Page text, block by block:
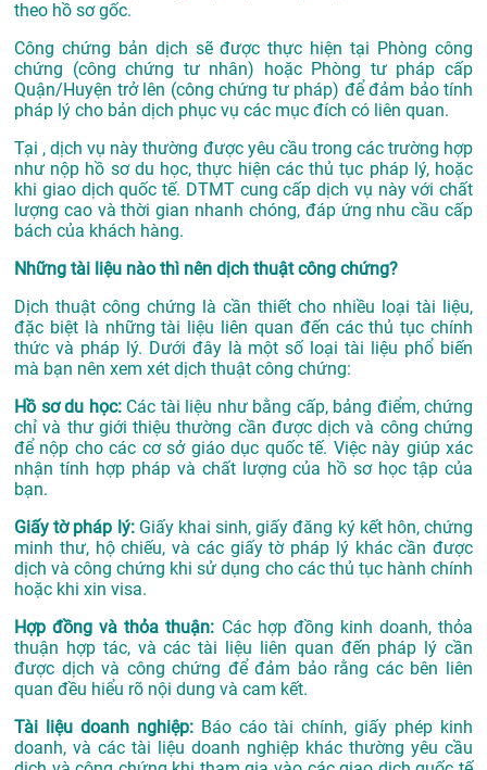
theo hồ sơ gốc.
Công chứng bản dịch sẽ được thực hiện tại Phòng công
chứng (công chứng tư nhân) hoặc Phòng tư pháp cấp
Quận/Huyện trở lên (công chứng tư pháp) để đảm bảo tính
pháp lý cho bản dịch phục vụ các mục đích có liên quan.
Tại , dịch vụ này thường được yêu cầu trong các trường hợp
như nộp hồ sơ du học, thực hiện các thủ tục pháp lý, hoặc
khi giao dịch quốc tế. DTMT cung cấp dịch vụ này với chất
lượng cao và thời gian nhanh chóng, đáp ứng nhu cầu cấp
bách của khách hàng.
Những tài liệu nào thì nên dịch thuật công chứng?
Dịch thuật công chứng là cần thiết cho nhiều loại tài liệu,
đặc biệt là những tài liệu liên quan đến các thủ tục chính
thức và pháp lý. Dưới đây là một số loại tài liệu phổ biến
mà bạn nên xem xét dịch thuật công chứng:
Hồ sơ du học:Các tài liệu như bằng cấp, bảng điểm, chứng
chỉ và thư giới thiệu thường cần được dịch và công chứng
để nộp cho các cơ sở giáo dục quốc tế. Việc này giúp xác
nhận tính hợp pháp và chất lượng của hồ sơ học tập của
bạn.
Giấy tờ pháp lý:Giấy khai sinh, giấy đăng ký kết hôn, chứng
minh thư, hộ chiếu, và các giấy tờ pháp lý khác cần được
dịch và công chứng khi sử dụng cho các thủ tục hành chính
hoặc khi xin visa.
Hợp đồng và thỏa thuận: Các hợp đồng kinh doanh, thỏa
thuận hợp tác, và các tài liệu liên quan đến pháp lý cần
được dịch và công chứng để đảm bảo rằng các bên liên
quan đều hiểu rõ nội dung và cam kết.
Tài liệu doanh nghiệp:Báo cáo tài chính, giấy phép kinh
doanh, và các tài liệu doanh nghiệp khác thường yêu cầu